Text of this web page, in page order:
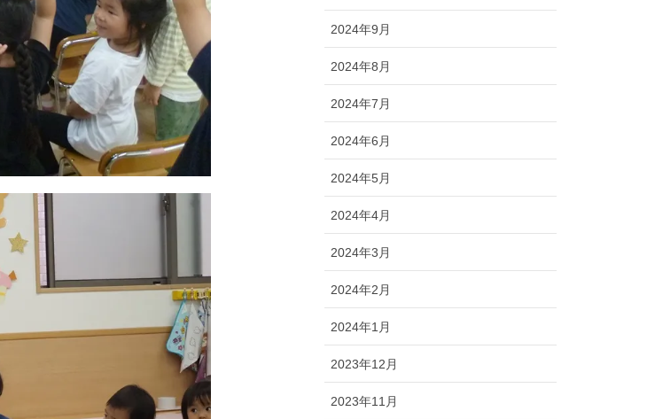
2024年9月
2024年8月
2024年7月
2024年6月
2024年5月
2024年4月
2024年3月
2024年2月
2024年1月
2023年12月
2023年11月